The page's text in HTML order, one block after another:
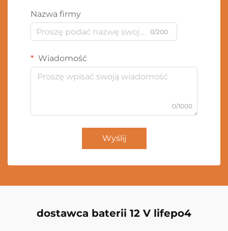
Nazwa firmy
0/200
Wiadomość
0/1000
Wyślij
dostawca baterii 12 V lifepo4